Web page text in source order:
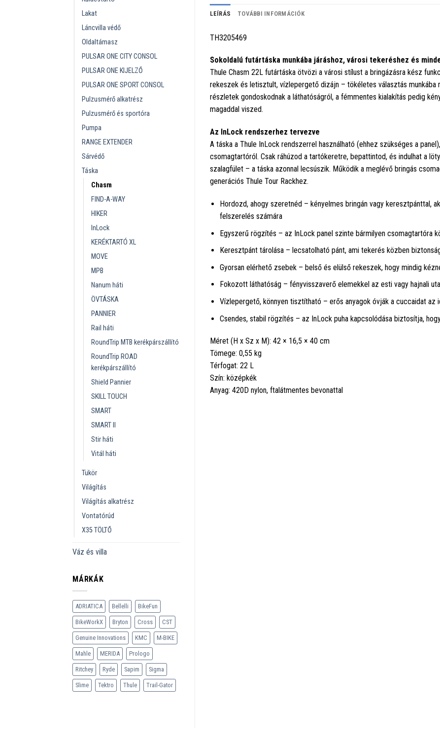
Lakat
Láncvilla védő
Oldaltámasz
PULSAR ONE CITY CONSOL
PULSAR ONE KIJELZŐ
PULSAR ONE SPORT CONSOL
Pulzusmérő alkatrész
Pulzusmérő és sportóra
Pumpa
RANGE EXTENDER
Sárvédő
Táska
Chasm
FIND-A-WAY
HIKER
InLock
KERÉKTARTÓ XL
MOVE
MPB
Nanum háti
ÖVTÁSKA
PANNIER
Rail háti
RoundTrip MTB kerékpárszállító
RoundTrip ROAD
kerékpárszállító
Shield Pannier
SKILL TOUCH
SMART
SMART II
Stir háti
Vitál háti
Tükör
Világítás
Világítás alkatrész
Vontatórúd
X35 TÖLTŐ
Váz és villa
MÁRKÁK
ADRIATICA Bellelli BikeFun
BikeWorkX Bryton Cross CST
Genuine Innovations KMC M-BIKE
Mahle MERIDA Prologo
Ritchey Ryde Sapim Sigma
Slime Tektro Thule Trail-Gator
LEÍRÁS TOVÁBBI INFORMÁCIÓK
TH3205469
Sokoldalú futártáska munkába járáshoz, városi tekeréshez és
Thule Chasm 22L futártáska ötvözi a városi stílust a bringázásra kész
rekeszek és letisztult, vízlepergető dizájn – tökéletes választás munkába
részletek gondoskodnak a láthatóságról, a fémmentes kialakítás pedig
magaddal viszed.
Az InLock rendszerhez tervezve
A táska a Thule InLock rendszerrel használható (ehhez szükséges a
csomagtartóról. Csak ráhúzod a tartókeretre, bepattintod, és indulhat a
szalagfület – a táska azonnal lecsúszik. Működik a meglévő bringás
generációs Thule Tour Rackhez.
Hordozd, ahogy szeretnéd – kényelmes bringán vagy keresztpánttal,
felszerelés számára
Egyszerű rögzítés – az InLock panel szinte bármilyen csomagtartóra
Keresztpánt tárolása – lecsatolható pánt, ami tekerés közben
Gyorsan elérhető zsebek – belső és elülső rekeszek, hogy mindig
Fokozott láthatóság – fényvisszaverő elemekkel az esti vagy hajnali
Vízlepergető, könnyen tisztítható – erős anyagok óvják a cuccaidat az
Csendes, stabil rögzítés – az InLock puha kapcsolódása biztosítja,
Méret (H x Sz x M): 42 × 16,5 × 40 cm
Tömege: 0,55 kg
Térfogat: 22 L
Szín: középkék
Anyag: 420D nylon, ftalátmentes bevonattal